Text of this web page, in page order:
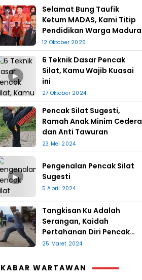
Selamat Bung Taufik
Ketum MADAS, Kami Titip
Pendidikan Warga Madura
12 Oktober 2025
▶
6 Teknik Dasar Pencak
Silat, Kamu Wajib Kuasai
ini
27 Oktober 2024
Pencak Silat Sugesti,
Ramah Anak Minim Cedera
dan Anti Tawuran
23 Mei 2024
▶
Pengenalan Pencak Silat
Sugesti
5 April 2024
Tangkisan Ku Adalah
Serangan, Kaidah
Pertahanan Diri Pencak
Sugesti
25 Maret 2024
KABAR WARTAWAN